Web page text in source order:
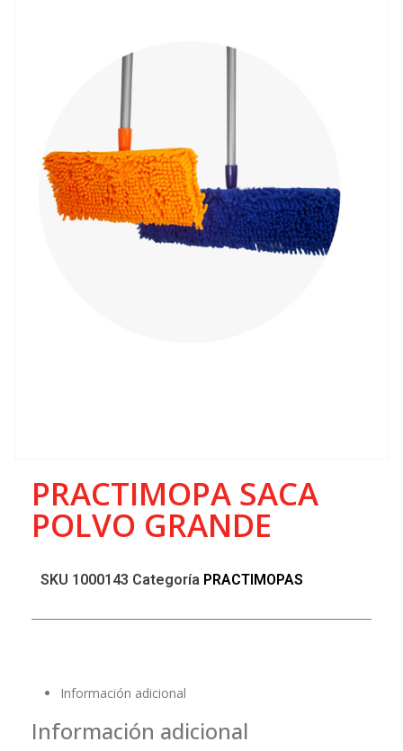
PRACTIMOPA SACA
POLVO GRANDE
SKU 1000143 Categoría PRACTIMOPAS
Información adicional
Información adicional